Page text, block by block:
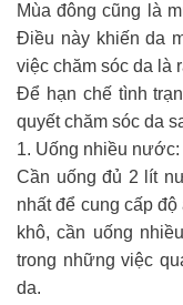
Mùa đông cũng là
Điều này khiến da
việc chăm sóc da là
Để hạn chế tình
quyết chăm sóc da
1. Uống nhiều nước:
Cần uống đủ 2 lít
nhất để cung cấp
khô, cần uống
trong những việc
da.